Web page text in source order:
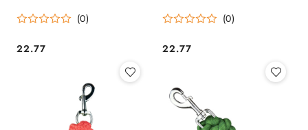
(0)
Cena:
22.77
(0)
Cena:
22.77